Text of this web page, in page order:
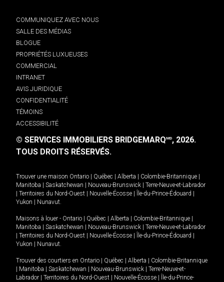
COMMUNIQUEZ AVEC NOUS
SALLE DES MÉDIAS
BLOGUE
PROPRIÉTÉS LUXUEUSES
COMMERCIAL
INTRANET
AVIS JURIDIQUE
CONFIDENTIALITÉ
TÉMOINS
ACCESSIBILITÉ
© SERVICES IMMOBILIERS BRIDGEMARQMD, 2026.
TOUS DROITS RÉSERVÉS.
Trouver une maison Ontario Québec Alberta Colombie-Britannique
Manitoba
Saskatchewan Nouveau-Brunswick
Terre-Neuve-et-Labrador
Territoires du Nord-Ouest Nouvelle-Écosse Île-du-Prince-Édouard
Yukon
Nunavut.
Maisons à louer - Ontario Québec Alberta Colombie-Britannique
Manitoba
Saskatchewan Nouveau-Brunswick
Terre-Neuve-et-Labrador
Territoires du Nord-Ouest Nouvelle-Écosse Île-du-Prince-Édouard
Yukon
Nunavut.
Trouver des courtiers en Ontario Québec Alberta
Colombie-Britannique
Manitoba Saskatchewan Nouveau-Brunswick
Terre-Neuve-et-
Labrador
Territoires du Nord-Ouest Nouvelle-Écosse
Île-du-Prince-